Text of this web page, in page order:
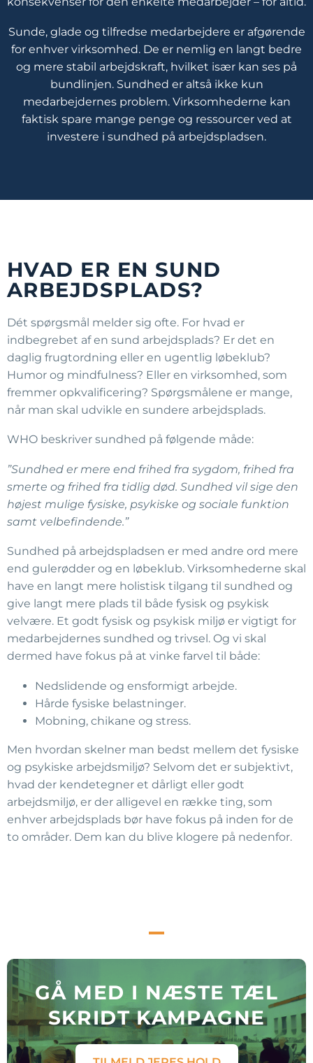
Sunde, glade og tilfredse medarbejdere er afgørende
for enhver virksomhed. De er nemlig en langt bedre
og mere stabil arbejdskraft, hvilket især kan ses på
bundlinjen. Sundhed er altså ikke kun
medarbejdernes problem. Virksomhederne kan
faktisk spare mange penge og ressourcer ved at
investere i sundhed på arbejdspladsen.
HVAD ER EN SUND
ARBEJDSPLADS?
Dét spørgsmål melder sig ofte. For hvad er
indbegrebet af en sund arbejdsplads? Er det en
daglig frugtordning eller en ugentlig løbeklub?
Humor og mindfulness? Eller en virksomhed, som
fremmer opkvalificering? Spørgsmålene er mange,
når man skal udvikle en sundere arbejdsplads.
WHO beskriver sundhed på følgende måde:
”Sundhed er mere end frihed fra sygdom, frihed fra
smerte og frihed fra tidlig død. Sundhed vil sige den
højest mulige fysiske, psykiske og sociale funktion
samt velbefindende.”
Sundhed på arbejdspladsen er med andre ord mere
end gulerødder og en løbeklub. Virksomhederne skal
have en langt mere holistisk tilgang til sundhed og
give langt mere plads til både fysisk og psykisk
velvære. Et godt fysisk og psykisk miljø er vigtigt for
medarbejdernes sundhed og trivsel. Og vi skal
dermed have fokus på at vinke farvel til både:
Nedslidende og ensformigt arbejde.
Hårde fysiske belastninger.
Mobning, chikane og stress.
Men hvordan skelner man bedst mellem det fysiske
og psykiske arbejdsmiljø? Selvom det er subjektivt,
hvad der kendetegner et dårligt eller godt
arbejdsmiljø, er der alligevel en række ting, som
enhver arbejdsplads bør have fokus på inden for de
to områder. Dem kan du blive klogere på nedenfor.
GÅ MED I NÆSTE TÆL
SKRIDT KAMPAGNE